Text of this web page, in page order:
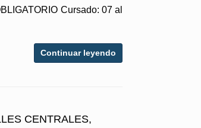
Cursado: 07 al
Continuar leyendo
CENTRALES,